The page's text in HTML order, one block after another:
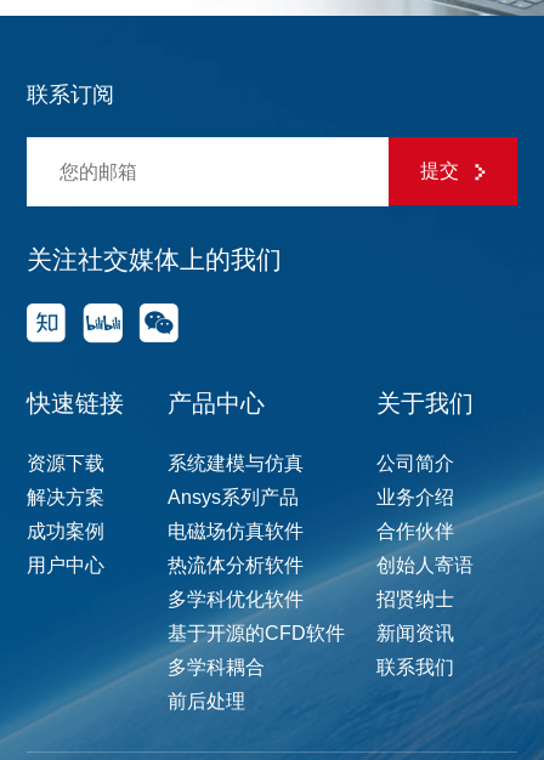
联系订阅
提交
关注社交媒体上的我们
快速链接
资源下载
解决方案
成功案例
用户中心
产品中心
系统建模与仿真
Ansys系列产品
电磁场仿真软件
热流体分析软件
多学科优化软件
基于开源的CFD软件
多学科耦合
前后处理
关于我们
公司简介
业务介绍
合作伙伴
创始人寄语
招贤纳士
新闻资讯
联系我们